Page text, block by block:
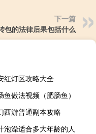
下一篇
包的法律后果包括什么
红灯区攻略大全
鱼做法视频（肥肠鱼）
西游普通副本攻略
泡澡适合多大年龄的人